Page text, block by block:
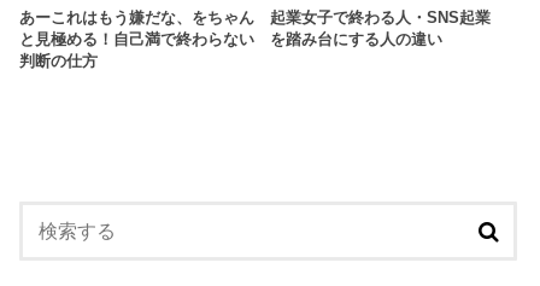
あーこれはもう嫌だな、をちゃん
と見極める！自己満で終わらない
判断の仕方
起業女子で終わる人・SNS起業
を踏み台にする人の違い